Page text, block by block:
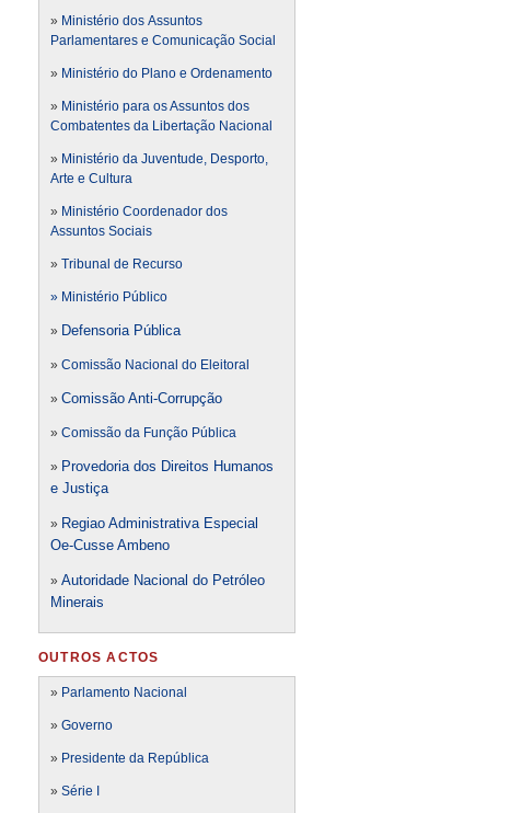
» Ministério dos Assuntos
Parlamentares e Comunicação Social
» Ministério do Plano e Ordenamento
» Ministério para os Assuntos dos
Combatentes da Libertação Nacional
» Ministério da Juventude, Desporto,
Arte e Cultura
» Ministério Coordenador dos
Assuntos Sociais
» Tribunal de Recurso
» Ministério Público
» Defensoria Pública
» Comissão Nacional do Eleitoral
» Comissão Anti-Corrupção
» Comissão da Função Pública
» Provedoria dos Direitos Humanos
e Justiça
» Regiao Administrativa Especial
Oe-Cusse Ambeno
» Autoridade Nacional do Petróleo
Minerais
OUTROS ACTOS
» Parlamento Nacional
» Governo
» Presidente da República
» Série I